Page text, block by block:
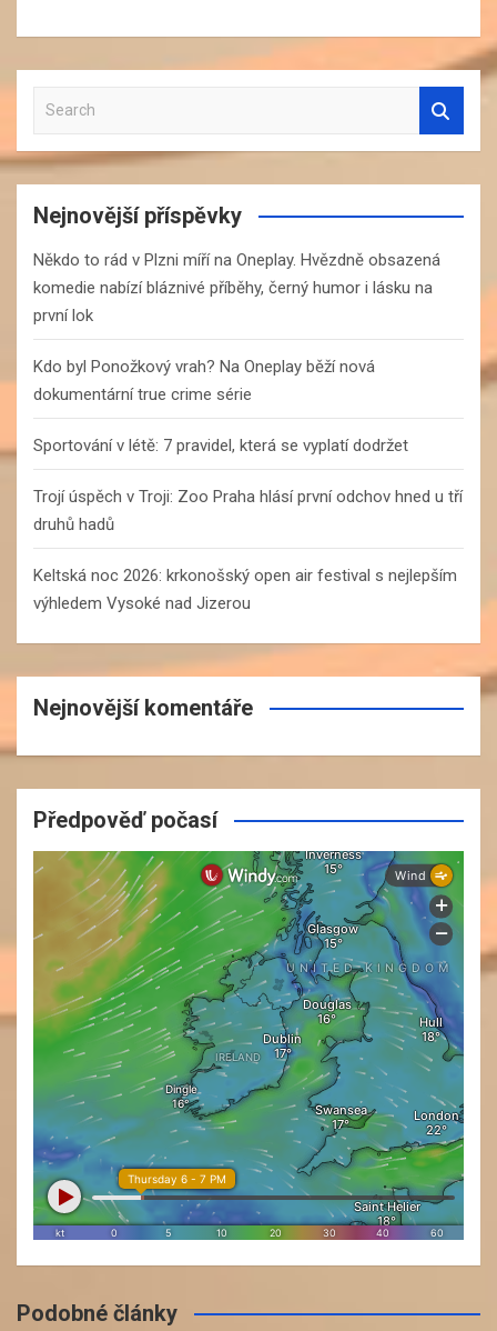
a
r
cNejnovější příspěvky
Někdo to rád v Plzni míří na Oneplay. Hvězdně obsazená
komedie nabízí bláznivé příběhy, černý humor i lásku na
první lok
Kdo byl Ponožkový vrah? Na Oneplay běží nová
dokumentární true crime série
Sportování v létě: 7 pravidel, která se vyplatí dodržet
Trojí úspěch v Troji: Zoo Praha hlásí první odchov hned u tří
druhů hadů
Keltská noc 2026: krkonošský open air festival s nejlepším
výhledem Vysoké nad Jizerou
Nejnovější komentáře
Předpověď počasí
Podobné články